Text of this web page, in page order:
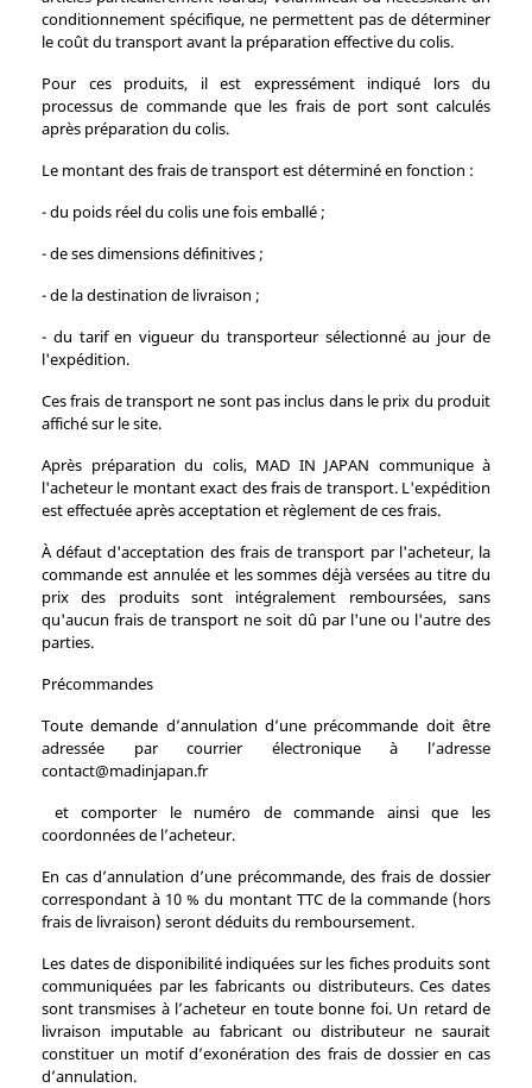
conditionnement spécifique, ne permettent pas de déterminer
le coût du transport avant la préparation effective du colis.
Pour ces produits, il est expressément indiqué lors du
processus de commande que les frais de port sont calculés
après préparation du colis.
Le montant des frais de transport est déterminé en fonction :
- du poids réel du colis une fois emballé ;
- de ses dimensions définitives ;
- de la destination de livraison ;
- du tarif en vigueur du transporteur sélectionné au jour de
l'expédition.
Ces frais de transport ne sont pas inclus dans le prix du produit
affiché sur le site.
Après préparation du colis, MAD IN JAPAN communique à
l'acheteur le montant exact des frais de transport. L'expédition
est effectuée après acceptation et règlement de ces frais.
À défaut d'acceptation des frais de transport par l'acheteur, la
commande est annulée et les sommes déjà versées au titre du
prix des produits sont intégralement remboursées, sans
qu'aucun frais de transport ne soit dû par l'une ou l'autre des
parties.
Précommandes
Toute demande d’annulation d’une précommande doit être
adressée par courrier électronique à l’adresse
contact@madinjapan.fr
et comporter le numéro de commande ainsi que les
coordonnées de l’acheteur.
En cas d’annulation d’une précommande, des frais de dossier
correspondant à 10 % du montant TTC de la commande (hors
frais de livraison) seront déduits du remboursement.
Les dates de disponibilité indiquées sur les fiches produits sont
communiquées par les fabricants ou distributeurs. Ces dates
sont transmises à l’acheteur en toute bonne foi. Un retard de
livraison imputable au fabricant ou distributeur ne saurait
constituer un motif d’exonération des frais de dossier en cas
d’annulation.